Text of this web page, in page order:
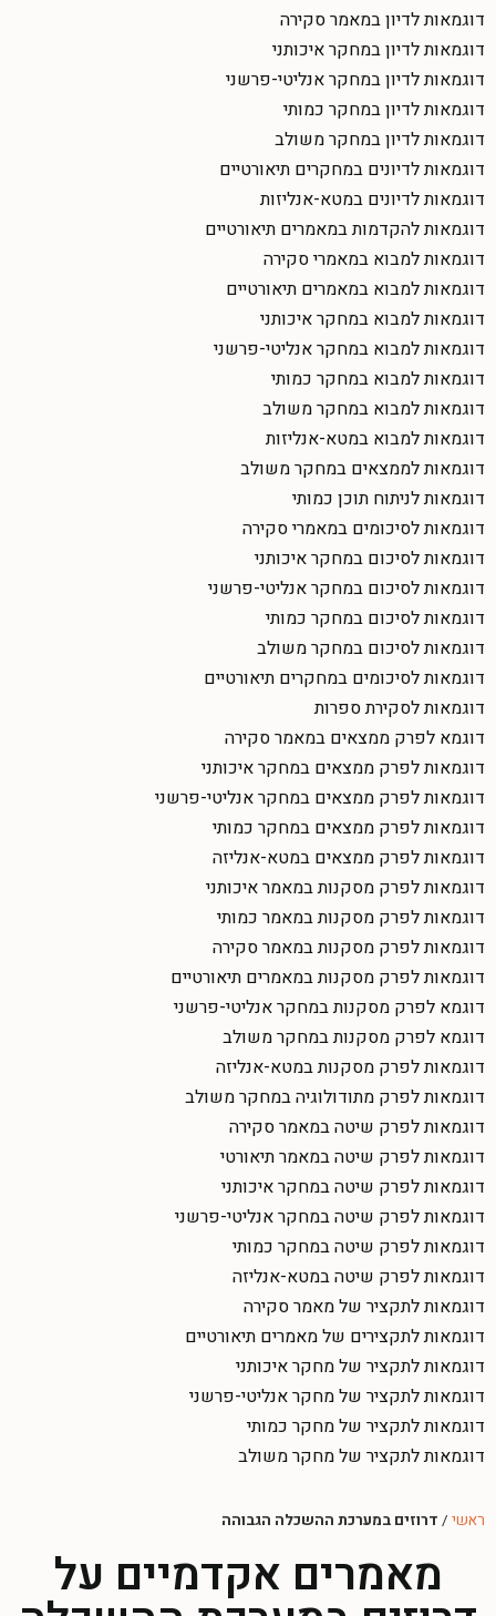
דוגמאות לדיון במאמר סקירה
דוגמאות לדיון במחקר איכותני
דוגמאות לדיון במחקר אנליטי-פרשני
דוגמאות לדיון במחקר כמותי
דוגמאות לדיון במחקר משולב
דוגמאות לדיונים במחקרים תיאורטיים
דוגמאות לדיונים במטא-אנליזות
דוגמאות להקדמות במאמרים תיאורטיים
דוגמאות למבוא במאמרי סקירה
דוגמאות למבוא במאמרים תיאורטיים
דוגמאות למבוא במחקר איכותני
דוגמאות למבוא במחקר אנליטי-פרשני
דוגמאות למבוא במחקר כמותי
דוגמאות למבוא במחקר משולב
דוגמאות למבוא במטא-אנליזות
דוגמאות לממצאים במחקר משולב
דוגמאות לניתוח תוכן כמותי
דוגמאות לסיכומים במאמרי סקירה
דוגמאות לסיכום במחקר איכותני
דוגמאות לסיכום במחקר אנליטי-פרשני
דוגמאות לסיכום במחקר כמותי
דוגמאות לסיכום במחקר משולב
דוגמאות לסיכומים במחקרים תיאורטיים
דוגמאות לסקירת ספרות
דוגמא לפרק ממצאים במאמר סקירה
דוגמאות לפרק ממצאים במחקר איכותני
דוגמאות לפרק ממצאים במחקר אנליטי-פרשני
דוגמאות לפרק ממצאים במחקר כמותי
דוגמאות לפרק ממצאים במטא-אנליזה
דוגמאות לפרק מסקנות במאמר איכותני
דוגמאות לפרק מסקנות במאמר כמותי
דוגמאות לפרק מסקנות במאמר סקירה
דוגמאות לפרק מסקנות במאמרים תיאורטיים
דוגמא לפרק מסקנות במחקר אנליטי-פרשני
דוגמא לפרק מסקנות במחקר משולב
דוגמאות לפרק מסקנות במטא-אנליזה
דוגמאות לפרק מתודולוגיה במחקר משולב
דוגמאות לפרק שיטה במאמר סקירה
דוגמאות לפרק שיטה במאמר תיאורטי
דוגמאות לפרק שיטה במחקר איכותני
דוגמאות לפרק שיטה במחקר אנליטי-פרשני
דוגמאות לפרק שיטה במחקר כמותי
דוגמאות לפרק שיטה במטא-אנליזה
דוגמאות לתקציר של מאמר סקירה
דוגמאות לתקצירים של מאמרים תיאורטיים
דוגמאות לתקציר של מחקר איכותני
דוגמאות לתקציר של מחקר אנליטי-פרשני
דוגמאות לתקציר של מחקר כמותי
דוגמאות לתקציר של מחקר משולב
ראשי / דרוזים במערכת ההשכלה הגבוהה
מאמרים אקדמיים על